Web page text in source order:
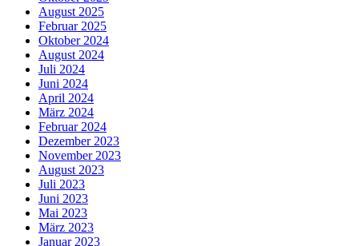
August 2025
Februar 2025
Oktober 2024
August 2024
Juli 2024
Juni 2024
April 2024
März 2024
Februar 2024
Dezember 2023
November 2023
August 2023
Juli 2023
Juni 2023
Mai 2023
März 2023
Januar 2023